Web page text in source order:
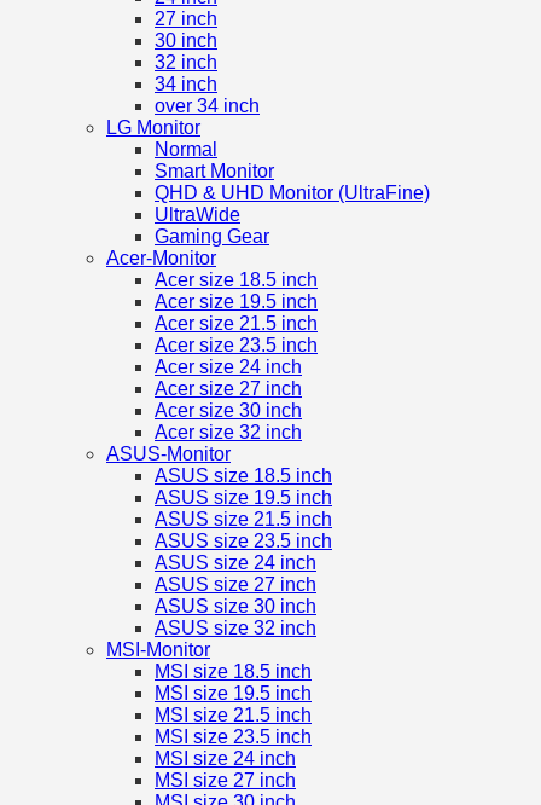
27 inch
30 inch
32 inch
34 inch
over 34 inch
LG Monitor
Normal
Smart Monitor
QHD & UHD Monitor (UltraFine)
UltraWide
Gaming Gear
Acer-Monitor
Acer size 18.5 inch
Acer size 19.5 inch
Acer size 21.5 inch
Acer size 23.5 inch
Acer size 24 inch
Acer size 27 inch
Acer size 30 inch
Acer size 32 inch
ASUS-Monitor
ASUS size 18.5 inch
ASUS size 19.5 inch
ASUS size 21.5 inch
ASUS size 23.5 inch
ASUS size 24 inch
ASUS size 27 inch
ASUS size 30 inch
ASUS size 32 inch
MSI-Monitor
MSI size 18.5 inch
MSI size 19.5 inch
MSI size 21.5 inch
MSI size 23.5 inch
MSI size 24 inch
MSI size 27 inch